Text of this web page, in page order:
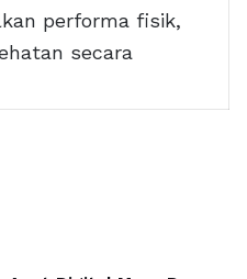
performa fisik,
secara